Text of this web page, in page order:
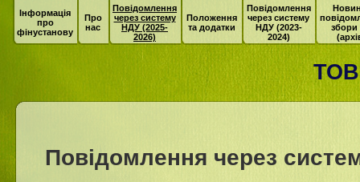
Інформація
про
фінустанову
Про
нас
Повідомлення
через систему
НДУ (2025-
2026)
Положення
та додатки
Повідомлення
через систему
НДУ (2023-
2024)
збори
Повідомлення через